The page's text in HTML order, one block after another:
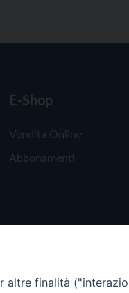
E-Shop
Vendita Online
Abbonamenti
altre finalità